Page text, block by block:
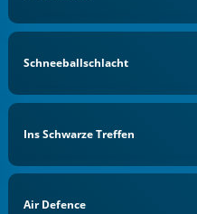
Schneeballschlacht
Ins Schwarze Treffen
Air Defence